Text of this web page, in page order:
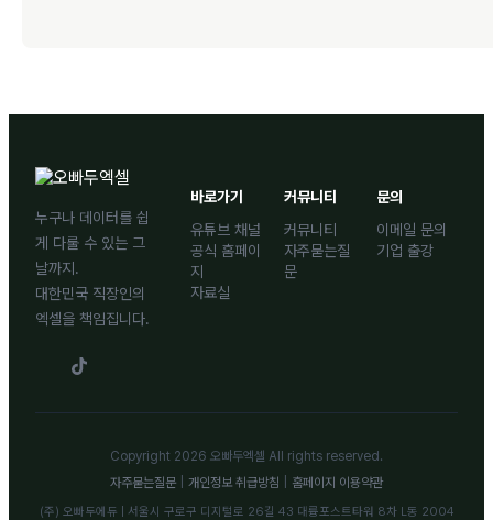
누구나 데이터를 쉽
게 다룰 수 있는 그
날까지.
대한민국 직장인의
엑셀을 책임집니다.
바로가기
유튜브 채널
공식 홈페이
지
자료실
커뮤니티
커뮤니티
자주묻는질
문
문의
이메일 문의
기업 출강
Copyright 2026 오빠두엑셀 All rights reserved.
자주묻는질문
개인정보 취급방침 홈페이지 이용약관
(주) 오빠두에듀 | 서울시 구로구 디지털로 26길 43 대륭포스트타워 8차 L동 2004